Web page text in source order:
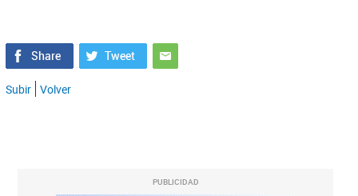
Subir Volver
PUBLICIDAD